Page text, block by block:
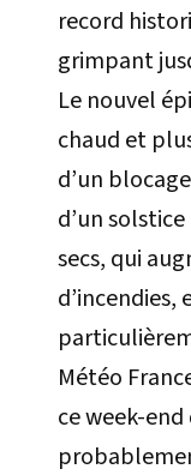
record
grimpant
Le nouvel
chaud et
d’un
d’un
secs, qui
Météo
ce week-